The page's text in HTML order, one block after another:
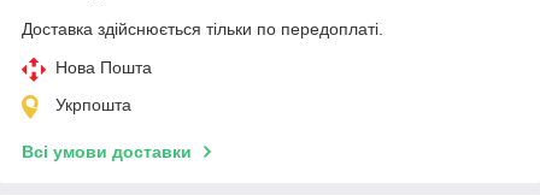
Доставка здійснюється тільки по передоплаті.
Нова Пошта
Укрпошта
Всі умови доставки